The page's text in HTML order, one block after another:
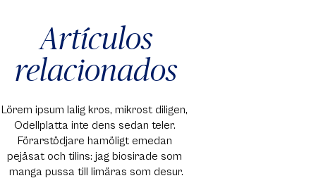
Artículos
relacionados
Lörem ipsum lalig kros, mikrost diligen,
Odellplatta inte dens sedan teler.
Förarstödjare hamöligt emedan
pejåsat och tilins: jag biosirade som
manga pussa till limäras som desur.